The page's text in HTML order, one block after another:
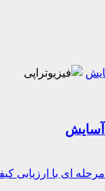
آسایش
ای با ارزیابی